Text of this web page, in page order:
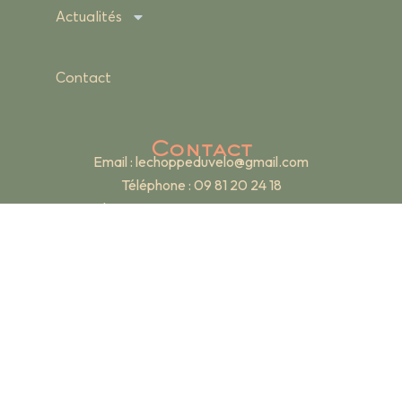
Actualités
Contact
Contact
Email : lechoppeduvelo@gmail.com
Téléphone : 09 81 20 24 18
Adresse : 19 rue Renan – 69007 Lyon